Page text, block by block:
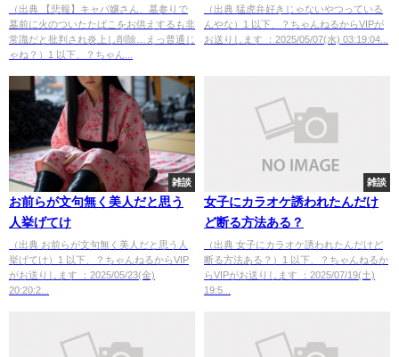
供えするも非常識だと批判され
炎上し削除…えっ普通じゃね？
（出典 【悲報】キャバ嬢さん、墓参りで
墓前に火のついたたばこをお供えするも非
常識だと批判され炎上し削除…えっ普通じ
ゃね？）1 以下、？ちゃん...
（出典 猛虎弁好きじゃないやつっている
んやな）1 以下、？ちゃんねるからVIPが
お送りします ：2025/05/07(水) 03:19:04...
雑談
お前らが文句無く美人だと思う
人挙げてけ
（出典 お前らが文句無く美人だと思う人
挙げてけ）1 以下、？ちゃんねるからVIP
がお送りします ：2025/05/23(金)
20:20:2...
雑談
女子にカラオケ誘われたんだけ
ど断る方法ある？
（出典 女子にカラオケ誘われたんだけど
断る方法ある？）1 以下、？ちゃんねるか
らVIPがお送りします ：2025/07/19(土)
19:5...